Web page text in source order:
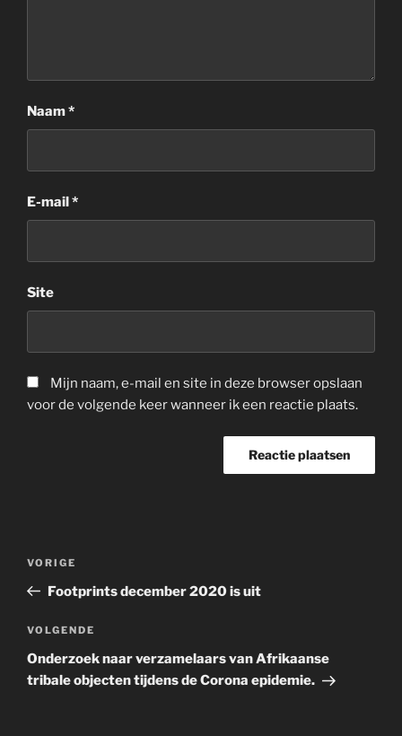
Naam*
E-mail *
Site
Mijn naam, e-mail en site in deze browser opslaan
voor de volgende keer wanneer ik een reactie plaats.
Berichtnavigatie
Vorig
bericht
VORIGE
Footprints december 2020 is uit
Volgend
bericht
VOLGENDE
Onderzoek naar verzamelaars van Afrikaanse
tribale objecten tijdens de Corona epidemie.